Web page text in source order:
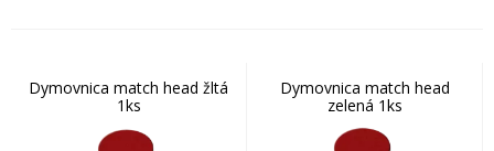
Dymovnica match head žltá
1ks
Dymovnica match head
zelená 1ks